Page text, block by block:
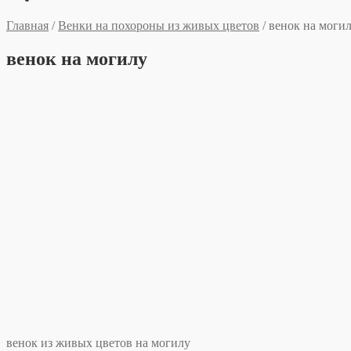
Главная /Венки на похороны из живых цветов /венок на
венок на могилу
венок из живых цветов на могилу